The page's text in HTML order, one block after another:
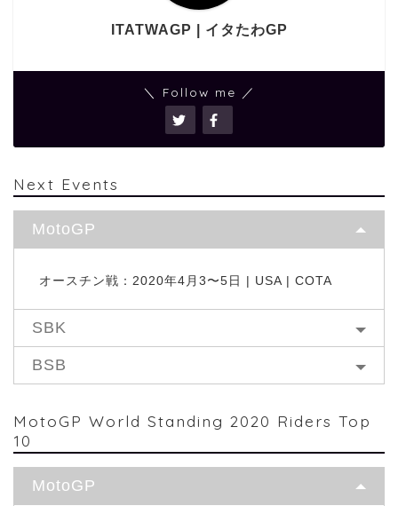
ITATWAGP | イタたわGP
＼ Follow me ／
Next Events
MotoGP
オースチン戦：2020年4月3〜5日 | USA | COTA
SBK
BSB
MotoGP World Standing 2020 Riders Top
10
MotoGP